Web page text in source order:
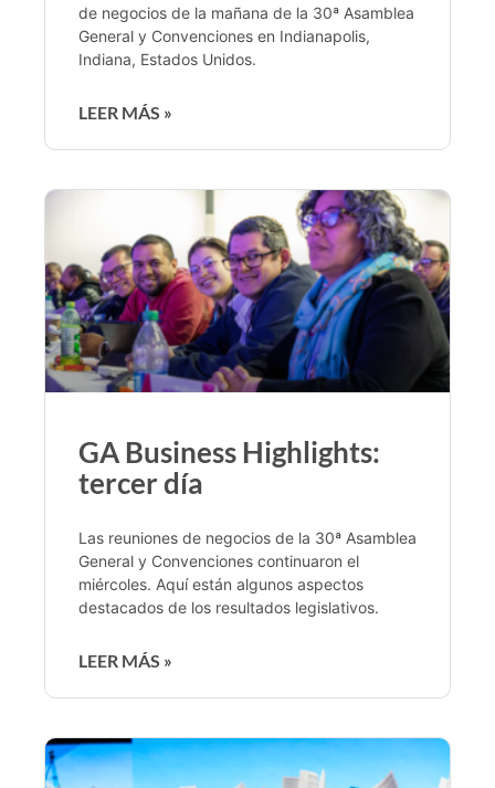
de negocios de la mañana de la 30ª Asamblea
General y Convenciones en Indianapolis,
Indiana, Estados Unidos.
LEER MÁS »
GA Business Highlights:
tercer día
Las reuniones de negocios de la 30ª Asamblea
General y Convenciones continuaron el
miércoles. Aquí están algunos aspectos
destacados de los resultados legislativos.
LEER MÁS »